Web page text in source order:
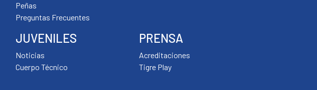
JUVENILES
Noticias
Cuerpo Técnico
PRENSA
Acreditaciones
Tigre Play
Peñas
Preguntas Frecuentes